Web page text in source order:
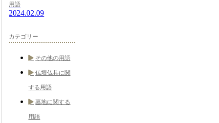
用語
2024.02.09
カテゴリー
その他の用語
仏壇仏具に関
する用語
墓地に関する
用語